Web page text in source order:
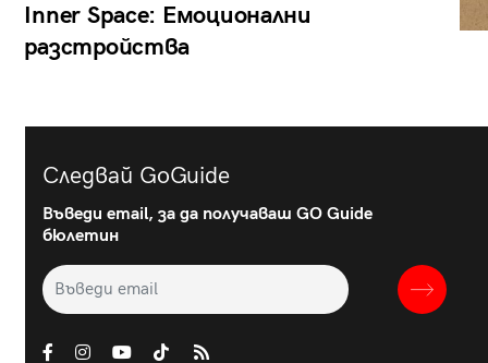
Inner Space: Емоционални
разстройства
Следвай GoGuide
Въведи email, за да получаваш GO Guide
бюлетин